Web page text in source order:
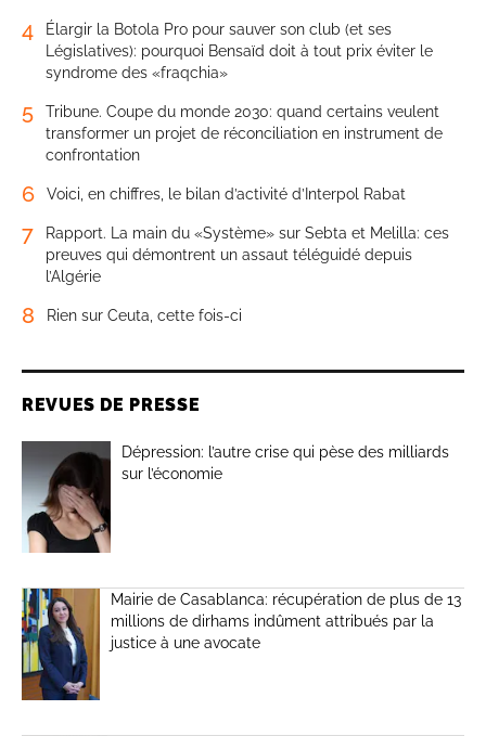
4
Élargir la Botola Pro pour sauver son club (et ses
Législatives): pourquoi Bensaïd doit à tout prix éviter le
syndrome des «fraqchia»
5
Tribune. Coupe du monde 2030: quand certains veulent
transformer un projet de réconciliation en instrument de
confrontation
6 Voici, en chiffres, le bilan d’activité d’Interpol Rabat
7
Rapport. La main du «Système» sur Sebta et Melilla: ces
preuves qui démontrent un assaut téléguidé depuis
l’Algérie
8 Rien sur Ceuta, cette fois-ci
REVUES DE PRESSE
Dépression: l’autre crise qui pèse des milliards
sur l’économie
Mairie de Casablanca: récupération de plus de 13
millions de dirhams indûment attribués par la
justice à une avocate